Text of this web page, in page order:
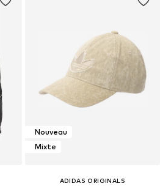
Nouveau
Mixte
ADIDAS ORIGINALS